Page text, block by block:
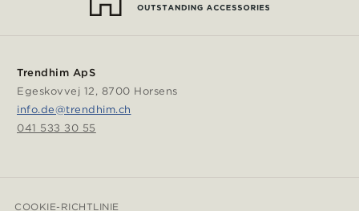
Trendhim ApS
Egeskovvej 12, 8700 Horsens
info.de@trendhim.ch
041 533 30 55
COOKIE-RICHTLINIE